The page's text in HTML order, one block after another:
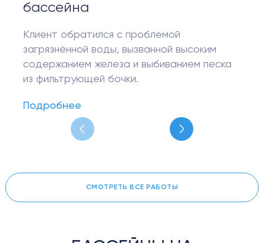
бассейна
Клиент обратился с проблемой
загрязнённой воды, вызванной высоким
содержанием железа и выбиванием песка
из фильтрующей бочки.
Подробнее
СМОТРЕТЬ ВСЕ РАБОТЫ